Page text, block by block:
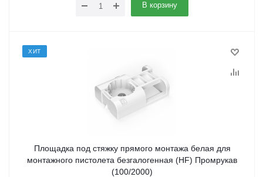
В корзину
ХИТ
Площадка под стяжку прямого монтажа белая для
монтажного пистолета безгалогенная (HF) Промрукав
(100/2000)